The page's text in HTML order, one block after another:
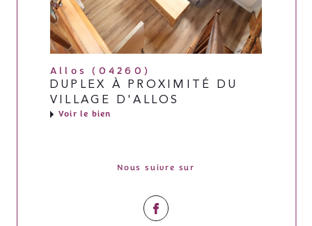
Allos (04260)
DUPLEX À PROXIMITÉ DU
VILLAGE D'ALLOS
Voir le bien
Nous suivre sur